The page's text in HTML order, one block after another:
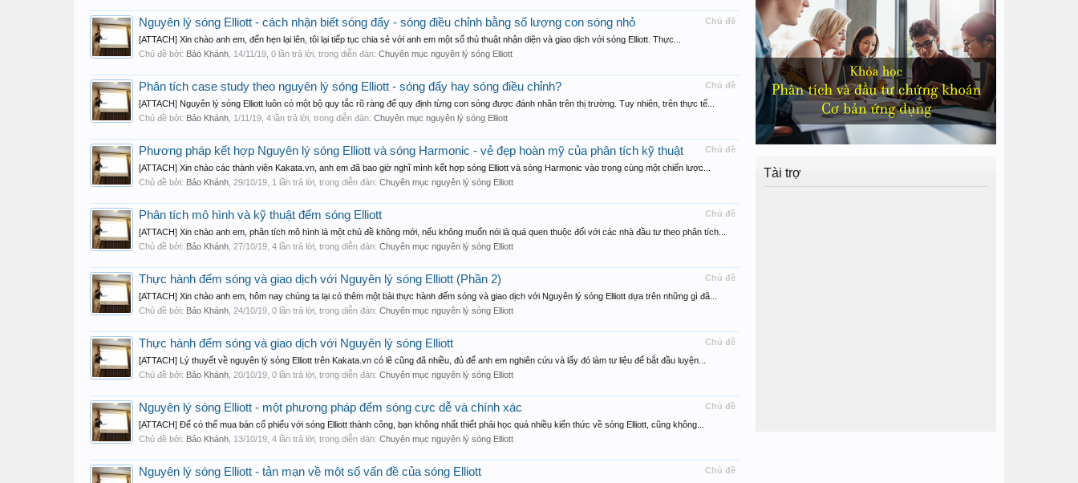
Chủ đề
Nguyên lý sóng Elliott - cách nhận biết sóng đẩy - sóng điều chỉnh bằng số lượng con sóng nhỏ
[ATTACH] Xin chào anh em, đến hẹn lại lên, tôi lại tiếp tục chia sẻ với anh em một số thủ thuật nhận diện và giao dịch với sóng Elliott. Thực...
Chủ đề bởi: Bảo Khánh 14/11/19 , 0 lần trả lời, trong diễn đàn: Chuyên mục nguyên lý sóng Elliott
Chủ đề
Phân tích case study theo nguyên lý sóng Elliott - sóng đẩy hay sóng điều chỉnh?
[ATTACH] Nguyên lý sóng Elliott luôn có một bộ quy tắc rõ ràng để quy định từng con sóng được đánh nhãn trên thị trường. Tuy nhiên, trên thực tế...
Chủ đề bởi: Bảo Khánh 1/11/19 , 4 lần trả lời, trong diễn đàn: Chuyên mục nguyên lý sóng Elliott
Chủ đề
Phương pháp kết hợp Nguyên lý sóng Elliott và sóng Harmonic - vẻ đẹp hoàn mỹ của phân tích kỹ thuật
[ATTACH] Xin chào các thành viên Kakata.vn, anh em đã bao giờ nghĩ mình kết hợp sóng Elliott và sóng Harmonic vào trong cùng một chiến lược...
Chủ đề bởi: Bảo Khánh 29/10/19 , 1 lần trả lời, trong diễn đàn: Chuyên mục nguyên lý sóng Elliott
Chủ đề
Phân tích mô hình và kỹ thuật đếm sóng Elliott
[ATTACH] Xin chào anh em, phân tích mô hình là một chủ đề không mới, nếu không muốn nói là quá quen thuộc đối với các nhà đầu tư theo phân tích...
Chủ đề bởi: Bảo Khánh 27/10/19 , 4 lần trả lời, trong diễn đàn: Chuyên mục nguyên lý sóng Elliott
Chủ đề
Thực hành đếm sóng và giao dịch với Nguyên lý sóng Elliott (Phần 2)
[ATTACH] Xin chào anh em, hôm nay chúng ta lại có thêm một bài thực hành đếm sóng và giao dịch với Nguyên lý sóng Elliott dựa trên những gì đã...
Chủ đề bởi: Bảo Khánh 24/10/19 , 0 lần trả lời, trong diễn đàn: Chuyên mục nguyên lý sóng Elliott
Chủ đề
Thực hành đếm sóng và giao dịch với Nguyên lý sóng Elliott
[ATTACH] Lý thuyết về nguyên lý sóng Elliott trên Kakata.vn có lẽ cũng đã nhiều, đủ để anh em nghiên cứu và lấy đó làm tư liệu để bắt đầu luyện...
Chủ đề bởi: Bảo Khánh 20/10/19 , 0 lần trả lời, trong diễn đàn: Chuyên mục nguyên lý sóng Elliott
Chủ đề
Nguyên lý sóng Elliott - một phương pháp đếm sóng cực dễ và chính xác
[ATTACH] Để có thể mua bán cổ phiếu với sóng Elliott thành công, bạn không nhất thiết phải học quá nhiều kiến thức về sóng Elliott, cũng không...
Chủ đề bởi: Bảo Khánh 13/10/19 , 4 lần trả lời, trong diễn đàn: Chuyên mục nguyên lý sóng Elliott
Chủ đề
Nguyên lý sóng Elliott - tản mạn về một số vấn đề của sóng Elliott
Tài trợ